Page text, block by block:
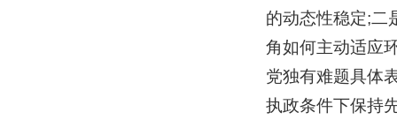
的动态性稳定;二
角如何主动适应
党独有难题具体
执政条件下保持